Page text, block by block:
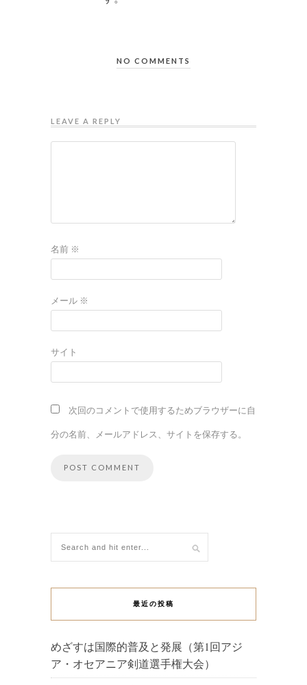
NO COMMENTS
LEAVE A REPLY
名前 ※
メール ※
サイト
次回のコメントで使用するためブラウザーに自
分の名前、メールアドレス、サイトを保存する。
最近の投稿
めざすは国際的普及と発展（第1回アジ
ア・オセアニア剣道選手権大会）